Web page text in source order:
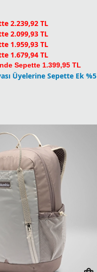
2.239,92 TL
2.099,93 TL
1.959,93 TL
1.679,94 TL
Sepette 1.399,95 TL
Üyelerine Sepette Ek %5